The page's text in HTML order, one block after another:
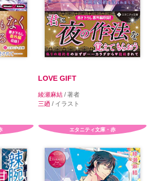
LOVE GIFT
綾瀬麻結 / 著者
三廼 / イラスト
エタニティ文庫・赤